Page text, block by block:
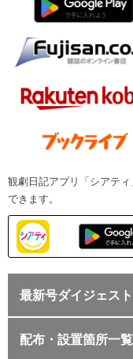
観劇日記アプリ「シアテ
できます。
最新号ダイジェス
配布・設置箇所一覧